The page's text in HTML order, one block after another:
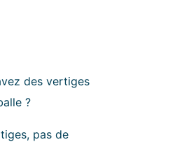
des vertiges
?
pas de